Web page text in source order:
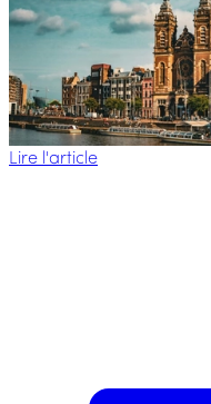
Lire l'article